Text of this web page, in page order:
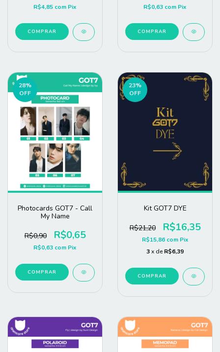
R$4,85 com Pix
COMPRAR
R$0,63 com Pix
COMPRAR
28%
OFF
Photocards GOT7 - Call
My Name
R$0,90 R$0,65
R$0,63 com Pix
COMPRAR
23%
OFF
Kit GOT7 DYE
R$21,20 R$16,35
R$15,86 com Pix
3x de R$6,39
COMPRAR